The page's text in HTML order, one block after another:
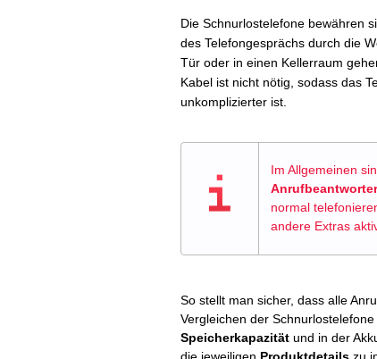
Die Schnurlostelefone bewähren
des Telefongesprächs durch die
Tür oder in einen Kellerraum
Kabel ist nicht nötig, sodass das
unkomplizierter ist.
Im Allgemeinen
Anrufbeantworter
normal
andere Extras
So stellt man sicher, dass alle
Vergleichen der
Speicherkapazität und in der